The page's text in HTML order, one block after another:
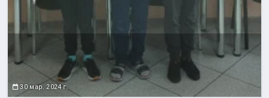
30 мар. 2024 г.